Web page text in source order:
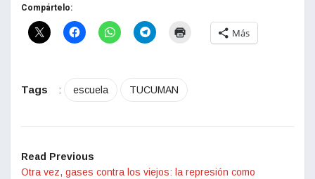
Compártelo:
Más
Tags : escuela TUCUMAN
Read Previous
Otra vez, gases contra los viejos: la represión como